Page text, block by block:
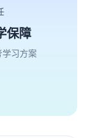
保障
习方案